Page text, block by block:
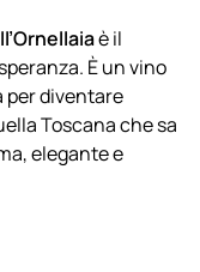
è il
È un vino
per diventare
Toscana che sa
elegante e